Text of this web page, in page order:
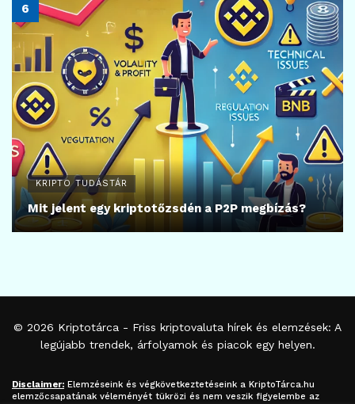
KRIPTO TUDÁSTÁR
Mit jelent egy kriptotőzsdén a P2P megbízás?
© 2026 Kriptotárca - Friss kriptovaluta hírek és elemzések: A
legújabb trendek, árfolyamok és piacok egy helyen.
Disclaimer: Elemzéseink és végkövetkeztetéseink a KriptoTárca.hu
elemzőcsapatának véleményét tükrözi és nem veszik figyelembe az